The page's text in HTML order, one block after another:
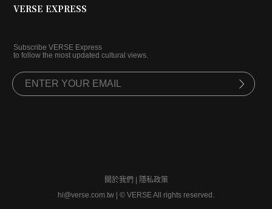
VERSE EXPRESS
Subscribe VERSE Express
to follow the most updated cultural views.
關於我們
隱私政策
hi@verse.com.tw
© VERSE All rights reserved.